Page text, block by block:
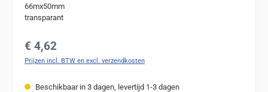
66mx50mm
transparant
Normale prijs:
€ 4,62
Prijzen incl. BTW en excl. verzendkosten
Beschikbaar in 3 dagen, levertijd 1-3 dagen